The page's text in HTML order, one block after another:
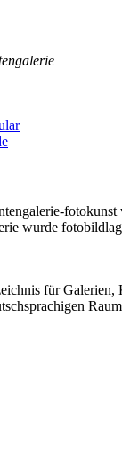
wurde
für Galerien,